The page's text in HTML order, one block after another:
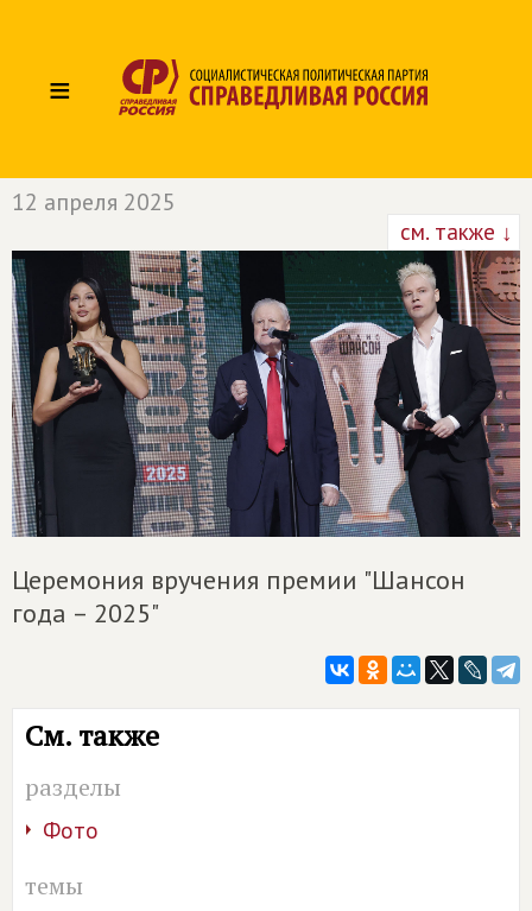
≡
12 апреля 2025
см. также ↓
Церемония вручения премии "Шансон
года – 2025"
См. также
разделы
Фото
темы